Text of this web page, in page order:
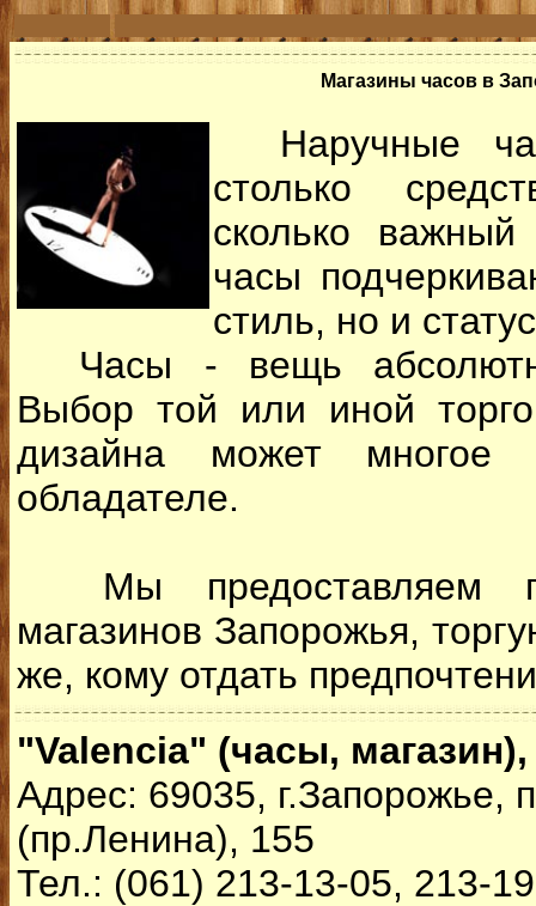
Магазины часов в
Наручные
столько
сколько важный
часы
стиль, но и
Часы - вещь
Выбор той или иной
дизайна может многое
обладателе.
Мы предоставляем
магазинов Запорожья,
же, кому отдать
"Valencia" (часы,
Адрес: 69035, г.Запорожье,
(пр.Ленина), 155
Тел.: (061) 213-13-05, 213-